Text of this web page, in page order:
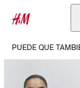
PUEDE QUE